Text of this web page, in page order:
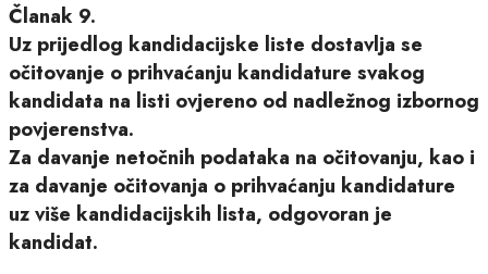
Članak 9.
Uz prijedlog kandidacijske liste dostavlja se
očitovanje o prihvaćanju kandidature svakog
kandidata na listi ovjereno od nadležnog izbornog
povjerenstva.
Za davanje netočnih podataka na očitovanju, kao i
za davanje očitovanja o prihvaćanju kandidature
uz više kandidacijskih lista, odgovoran je
kandidat.